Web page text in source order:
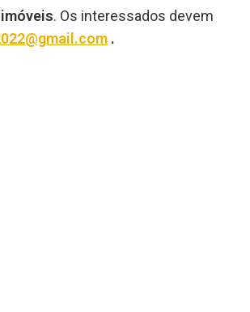
. Os interessados devem
.